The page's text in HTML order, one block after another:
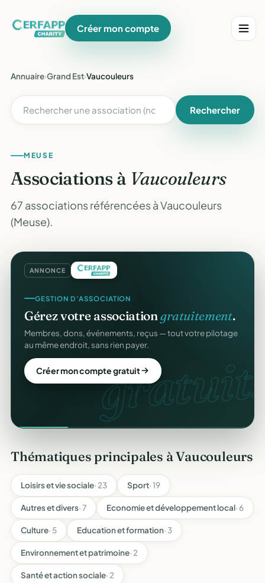
Créer mon compte
Annuaire›Grand Est›Vaucouleurs
Rechercher
MEUSE
Associations à Vaucouleurs
67 associations référencées à Vaucouleurs
(Meuse).
ANNONCE
gratuit.
GESTION D'ASSOCIATION
Gérez votre associationgratuitement.
Membres, dons, événements, reçus — tout votre pilotage
au même endroit, sans rien payer.
Créer mon compte gratuit
Thématiques principales à Vaucouleurs
Loisirs et vie sociale· 23 Sport· 19
Autres et divers· 7 Economie et développement local· 6
Culture· 5 Education et formation· 3
Environnement et patrimoine· 2
Santé et action sociale· 2